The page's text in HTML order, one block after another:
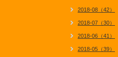
2018-08（42）
2018-07（30）
2018-06（41）
2018-05（39）